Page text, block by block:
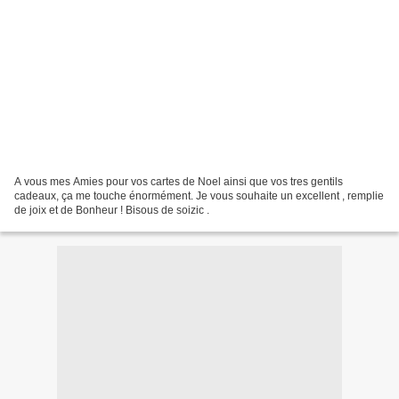
A vous mes Amies pour vos cartes de Noel ainsi que vos tres gentils
cadeaux, ça me touche énormément. Je vous souhaite un excellent , remplie
de joix et de Bonheur ! Bisous de soizic .